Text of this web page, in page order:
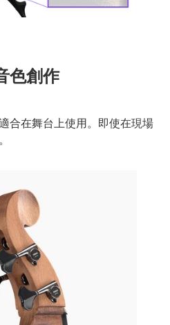
色創作
合在舞台上使用。即使在現場